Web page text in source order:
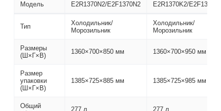
Модель E2R1370N2/E2F1370N2 E2R1370K2/
Тип
Холодильник/
Морозильник
Холодильник/
Морозильник
Размеры
(Ш×Г×В)
1360×700×850 мм 1360×700×950 мм
Размер
упаковки
(Ш×Г×В)
1385×725×885 мм 1385×725×985 мм
Общий
277 л 277 л